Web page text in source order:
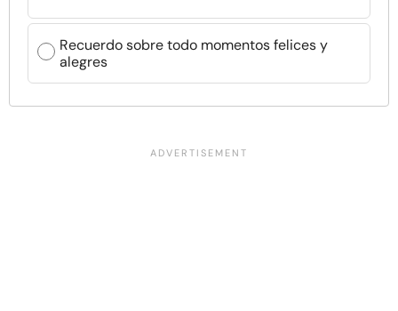
Recuerdo sobre todo momentos felices y
alegres